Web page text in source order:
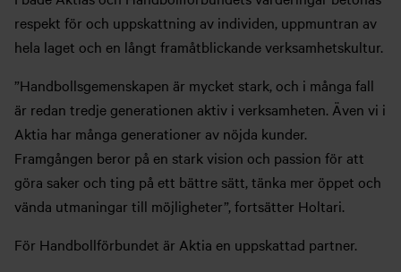
respekt för och uppskattning av individen, uppmuntran av
hela laget och en långt framåtblickande verksamhetskultur.
”Handbollsgemenskapen är mycket stark, och i många fall
är redan tredje generationen aktiv i verksamheten. Även vi i
Aktia har många generationer av nöjda kunder.
Framgången beror på en stark vision och passion för att
göra saker och ting på ett bättre sätt, tänka mer öppet och
vända utmaningar till möjligheter”, fortsätter Holtari.
För Handbollförbundet är Aktia en uppskattad partner.